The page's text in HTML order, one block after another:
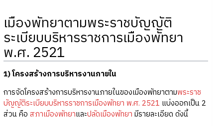
เมืองพัทยาตามพระราชบัญญัติ
ระเบียบบริหารราชการเมืองพัทยา
พ.ศ. 2521
1) โครงสร้างการบริหารงานภายใน
การจัดโครงสร้างการบริหารงานภายในของเมืองพัทยาตามพระราช
บัญญัติระเบียบบริหารราชการเมืองพัทยา พ.ศ. 2521 แบ่งออกเป็น 2
ส่วน คือ สภาเมืองพัทยาและปลัดเมืองพัทยา มีรายละเอียด ดังนี้